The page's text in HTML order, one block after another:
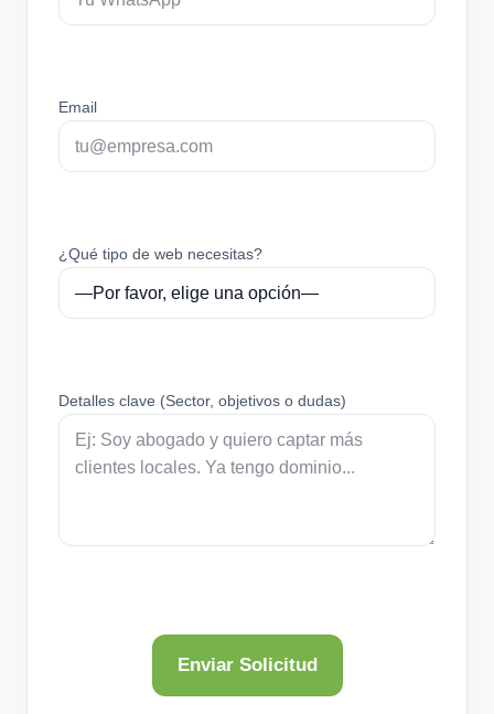
Email
¿Qué tipo de web necesitas?
Detalles clave (Sector, objetivos o dudas)